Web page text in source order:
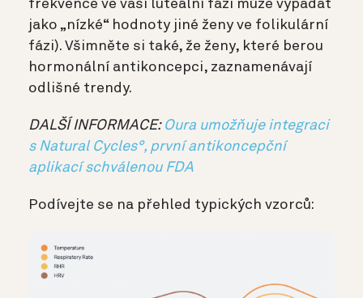
frekvence ve vaší luteální fázi může vypadat
jako „nízké“ hodnoty jiné ženy ve folikulární
fázi). Všimněte si také, že ženy, které berou
hormonální antikoncepci, zaznamenávají
odlišné trendy.
DALŠÍ INFORMACE: Oura umožňuje integraci
s Natural Cycles°, první antikoncepční
aplikací schválenou FDA
Podívejte se na přehled typických vzorců: